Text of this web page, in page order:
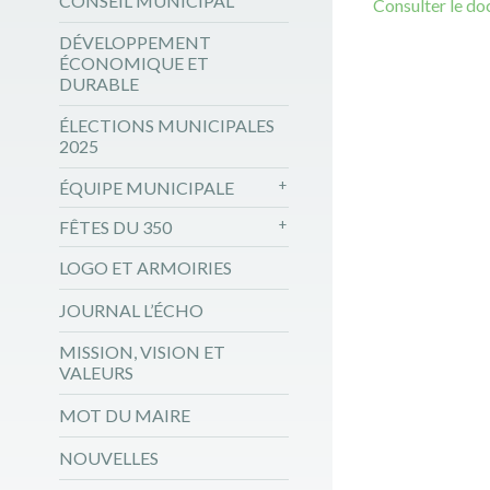
DÉVELOPPEMENT
ÉCONOMIQUE ET
DURABLE
ÉLECTIONS MUNICIPALES
2025
ÉQUIPE MUNICIPALE
FÊTES DU 350
LOGO ET ARMOIRIES
JOURNAL L’ÉCHO
MISSION, VISION ET
VALEURS
MOT DU MAIRE
NOUVELLES
Consulter le